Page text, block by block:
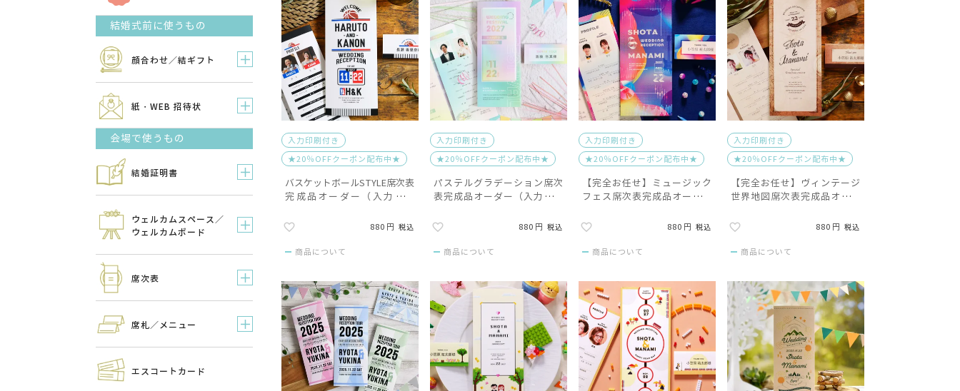
結婚式前に使うもの
顔合わせ／結ギフト
紙・WEB 招待状
会場で使うもの
結婚証明書
ウェルカムスペース／
ウェルカムボード
席次表
席札／メニュー
エスコートカード
入力印刷付き
★20％OFFクーポン配布中★
バスケットボールSTYLE席次表
完成品オーダー（入力印刷
880 税込
商品について
入力印刷付き
★20％OFFクーポン配布中★
パステルグラデーション席次
表完成品オーダー（入力印刷
880 税込
商品について
入力印刷付き
★20％OFFクーポン配布中★
【完全お任せ】ミュージック
フェス席次表完成品オーダー
880 税込
商品について
入力印刷付き
★20％OFFクーポン配布中★
【完全お任せ】ヴィンテージ
世界地図席次表完成品オーダ
880 税込
商品について